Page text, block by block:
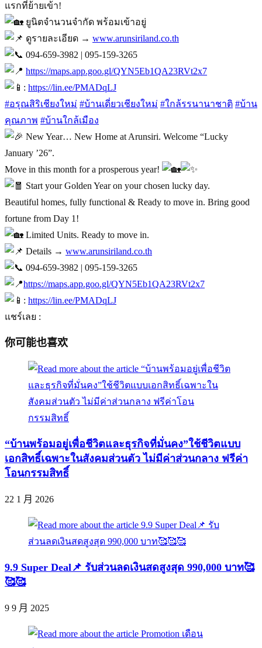
แรกที่ย้ายเข้า!
ยูนิตจำนวนจำกัด พร้อมเข้าอยู่
ดูรายละเอียด → www.arunsiriland.co.th
094-659-3982 | 095-159-3265
https://maps.app.goo.gl/QYN5Eb1QA23RVt2x7
: https://lin.ee/PMADqLJ
#อรุณสิริเชียงใหม่ #บ้านเดี่ยวเชียงใหม่ #ใกล้รรนานาชาติ #บ้าน
คุณภาพ #บ้านใกล้เมือง
New Year… New Home at Arunsiri. Welcome “Lucky
January ’26”.
Move in this month for a prosperous year!
Start your Golden Year on your chosen lucky day.
Beautiful homes, fully functional & Ready to move in. Bring good
fortune from Day 1!
Limited Units. Ready to move in.
Details → www.arunsiriland.co.th
094-659-3982 | 095-159-3265
https://maps.app.goo.gl/QYN5Eb1QA23RVt2x7
: https://lin.ee/PMADqLJ
แชร์เลย :
你可能也喜欢
“บ้านพร้อมอยู่เพื่อชีวิตและธุรกิจที่มั่นคง”ใช้ชีวิตแบบ
เอกสิทธิ์เฉพาะในสังคมส่วนตัว ไม่มีค่าส่วนกลาง ฟรีค่า
โอนกรรมสิทธิ์
22 1 月 2026
9.9 Super Deal📌 รับส่วนลดเงินสดสูงสุด 990,000 บาท🥰
🥰🥰
9 9 月 2025